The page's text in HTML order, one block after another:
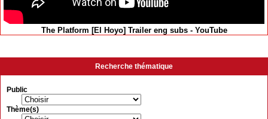
The Platform [El Hoyo] Trailer eng subs - YouTube
Recherche thématique
Public
Thème(s)